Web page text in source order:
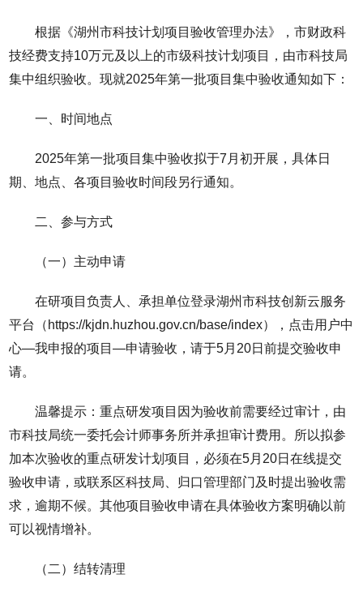
根据《湖州市科技计划项目验收管理办法》，市财政科
技经费支持10万元及以上的市级科技计划项目，由市科技局
集中组织验收。现就2025年第一批项目集中验收通知如下：
一、时间地点
2025年第一批项目集中验收拟于7月初开展，具体日
期、地点、各项目验收时间段另行通知。
二、参与方式
（一）主动申请
在研项目负责人、承担单位登录湖州市科技创新云服务
平台（https://kjdn.huzhou.gov.cn/base/index），点击用户中
心—我申报的项目—申请验收，请于5月20日前提交验收申
请。
温馨提示：重点研发项目因为验收前需要经过审计，由
市科技局统一委托会计师事务所并承担审计费用。所以拟参
加本次验收的重点研发计划项目，必须在5月20日在线提交
验收申请，或联系区科技局、归口管理部门及时提出验收需
求，逾期不候。其他项目验收申请在具体验收方案明确以前
可以视情增补。
（二）结转清理